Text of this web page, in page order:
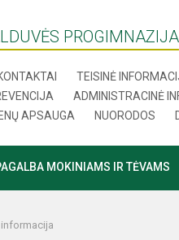
PROGIMNAZIJA
TEISINĖ
ADMINISTRACINĖ
APSAUGA
NUORODOS
MOKINIAMS IR TĖVAMS